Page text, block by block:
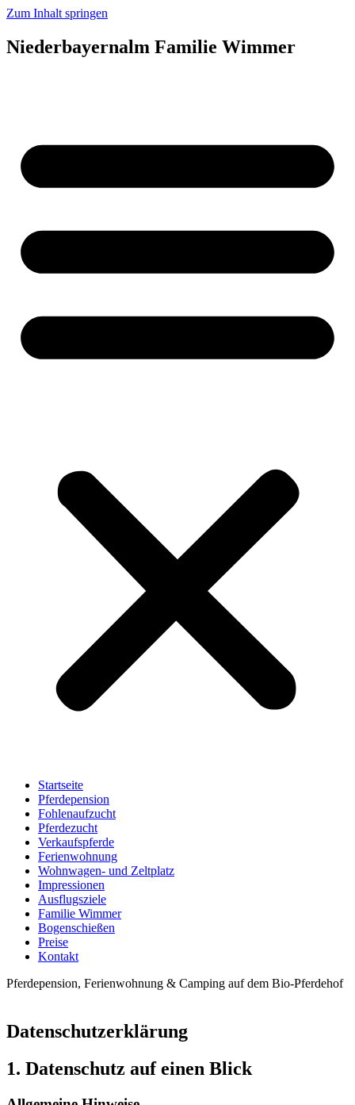
Zum Inhalt springen
Niederbayernalm Familie Wimmer
Startseite
Pferdepension
Fohlenaufzucht
Pferdezucht
Verkaufspferde
Ferienwohnung
Wohnwagen- und Zeltplatz
Impressionen
Ausflugsziele
Familie Wimmer
Bogenschießen
Preise
Kontakt
Pferdepension, Ferienwohnung & Camping auf dem Bio-Pferdehof
Datenschutzerklärung
1. Datenschutz auf einen Blick